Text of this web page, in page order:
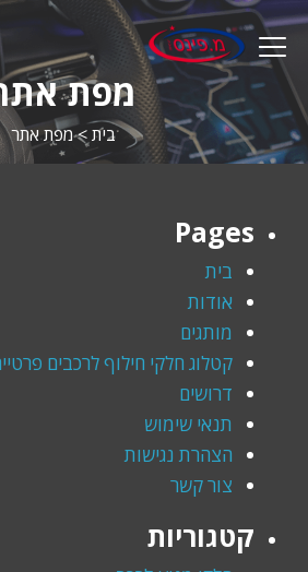
מ.
פינס
menu
opener מפת
בית>מפת אתר
Pages
בית
אודות
מותגים
קטלוג חלקי חילוף לרכבים
דרושים
תנאי שימוש
הצהרת נגישות
צור קשר
קטגוריות